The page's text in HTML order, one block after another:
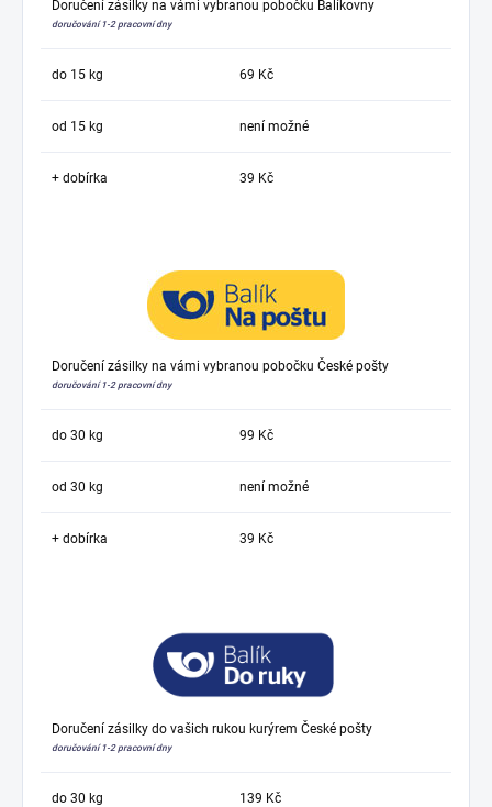
Doručení zásilky na vámi vybranou pobočku Balíkovny
doručování 1-2 pracovní dny
do 15 kg 69 Kč
od 15 kg není možné
+ dobírka 39 Kč
Doručení zásilky na vámi vybranou pobočku České pošty
doručování 1-2 pracovní dny
do 30 kg 99 Kč
od 30 kg není možné
+ dobírka 39 Kč
Doručení zásilky do vašich rukou kurýrem České pošty
doručování 1-2 pracovní dny
do 30 kg 139 Kč